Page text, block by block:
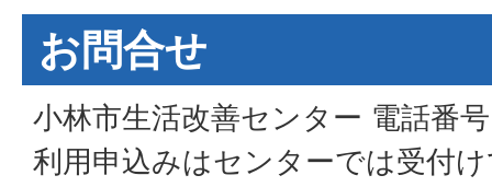
お問合せ
小林市生活改善センター 電話番
利用申込みはセンターでは受付